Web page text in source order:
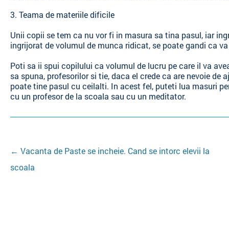
3. Teama de materiile dificile
Unii copii se tem ca nu vor fi in masura sa tina pasul, iar
ingrijorat de volumul de munca ridicat, se poate gandi ca
Poti sa ii spui copilului ca volumul de lucru pe care il va
sa spuna, profesorilor si tie, daca el crede ca are nevoie
poate tine pasul cu ceilalti. In acest fel, puteti lua masuri
cu un profesor de la scoala sau cu un meditator.
Navigatie
← Vacanta de Paste se incheie. Cand se intorc elevii la
scoala